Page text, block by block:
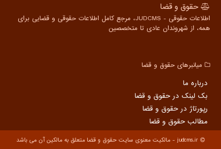
حقوق و قضا
اطلاعات حقوقی - JUDCMS، مرجع کامل اطلاعات حقوقی و قضایی برای
همه، از شهروندان عادی تا متخصصین
میانبرهای حقوق و قضا
درباره ما
بک لینک در حقوق و قضا
رپورتاژ در حقوق و قضا
مطالب حقوق و قضا